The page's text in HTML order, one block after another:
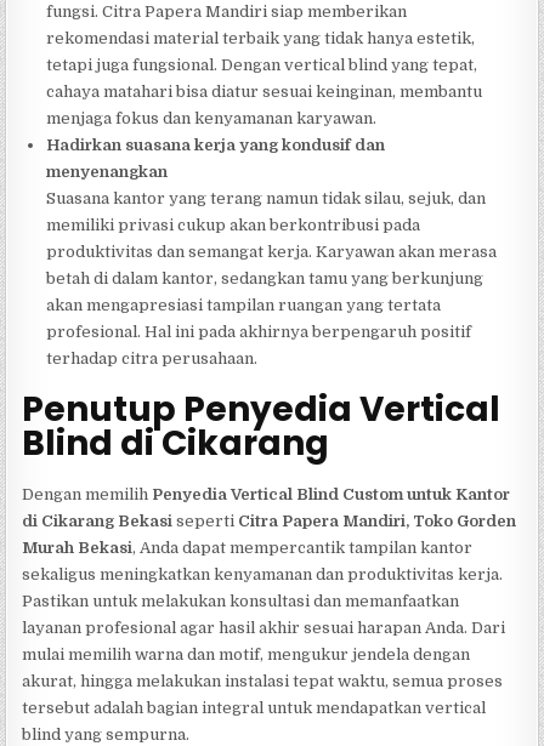
fungsi. Citra Papera Mandiri siap memberikan
rekomendasi material terbaik yang tidak hanya estetik,
tetapi juga fungsional. Dengan vertical blind yang tepat,
cahaya matahari bisa diatur sesuai keinginan, membantu
menjaga fokus dan kenyamanan karyawan.
Hadirkan suasana kerja yang kondusif dan
menyenangkan
Suasana kantor yang terang namun tidak silau, sejuk, dan
memiliki privasi cukup akan berkontribusi pada
produktivitas dan semangat kerja. Karyawan akan merasa
betah di dalam kantor, sedangkan tamu yang berkunjung
akan mengapresiasi tampilan ruangan yang tertata
profesional. Hal ini pada akhirnya berpengaruh positif
terhadap citra perusahaan.
Penutup Penyedia Vertical
Blind di Cikarang
Dengan memilih Penyedia Vertical Blind Custom untuk Kantor
di Cikarang Bekasi seperti Citra Papera Mandiri, Toko Gorden
Murah Bekasi, Anda dapat mempercantik tampilan kantor
sekaligus meningkatkan kenyamanan dan produktivitas kerja.
Pastikan untuk melakukan konsultasi dan memanfaatkan
layanan profesional agar hasil akhir sesuai harapan Anda. Dari
mulai memilih warna dan motif, mengukur jendela dengan
akurat, hingga melakukan instalasi tepat waktu, semua proses
tersebut adalah bagian integral untuk mendapatkan vertical
blind yang sempurna.